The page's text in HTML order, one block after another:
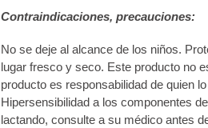
Contraindicaciones, precauciones:
No se deje al alcance de los niños.
lugar fresco y seco. Este producto no
producto es responsabilidad de quien
Hipersensibilidad a los componentes
lactando, consulte a su médico antes